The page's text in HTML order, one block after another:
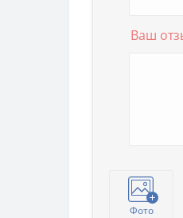
Ваш
Фото